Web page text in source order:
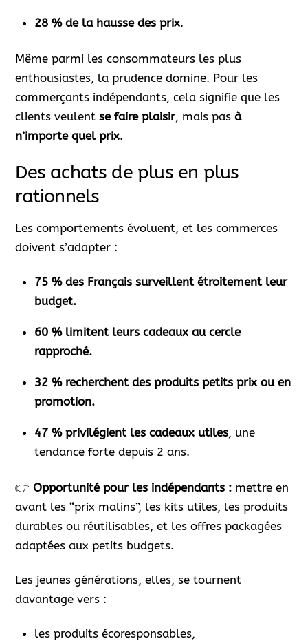
28 % de la hausse des prix.
Même parmi les consommateurs les plus
enthousiastes, la prudence domine. Pour les
commerçants indépendants, cela signifie que les
clients veulentse faire plaisir, mais pasà
n’importe quel prix.
Des achats de plus en plus
rationnels
Les comportements évoluent, et les commerces
doivent s’adapter :
75 % des Français surveillent étroitement leur
budget.
60 % limitent leurs cadeaux au cercle
rapproché.
32 % recherchent des produits petits prix ou en
promotion.
47 % privilégient les cadeaux utiles, une
tendance forte depuis 2 ans.
👉Opportunité pour les indépendants : mettre en
avant les “prix malins”, les kits utiles, les produits
durables ou réutilisables, et les offres packagées
adaptées aux petits budgets.
Les jeunes générations, elles, se tournent
davantage vers :
les produits écoresponsables,